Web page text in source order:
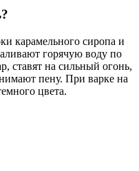
карамельного сиропа и
горячую воду по
ставят на сильный огонь,
пену. При варке на
цвета.